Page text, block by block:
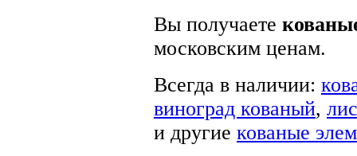
Вы получаете
московским ценам.
Всегда в наличии:
виноград кованый,
и другие кованые